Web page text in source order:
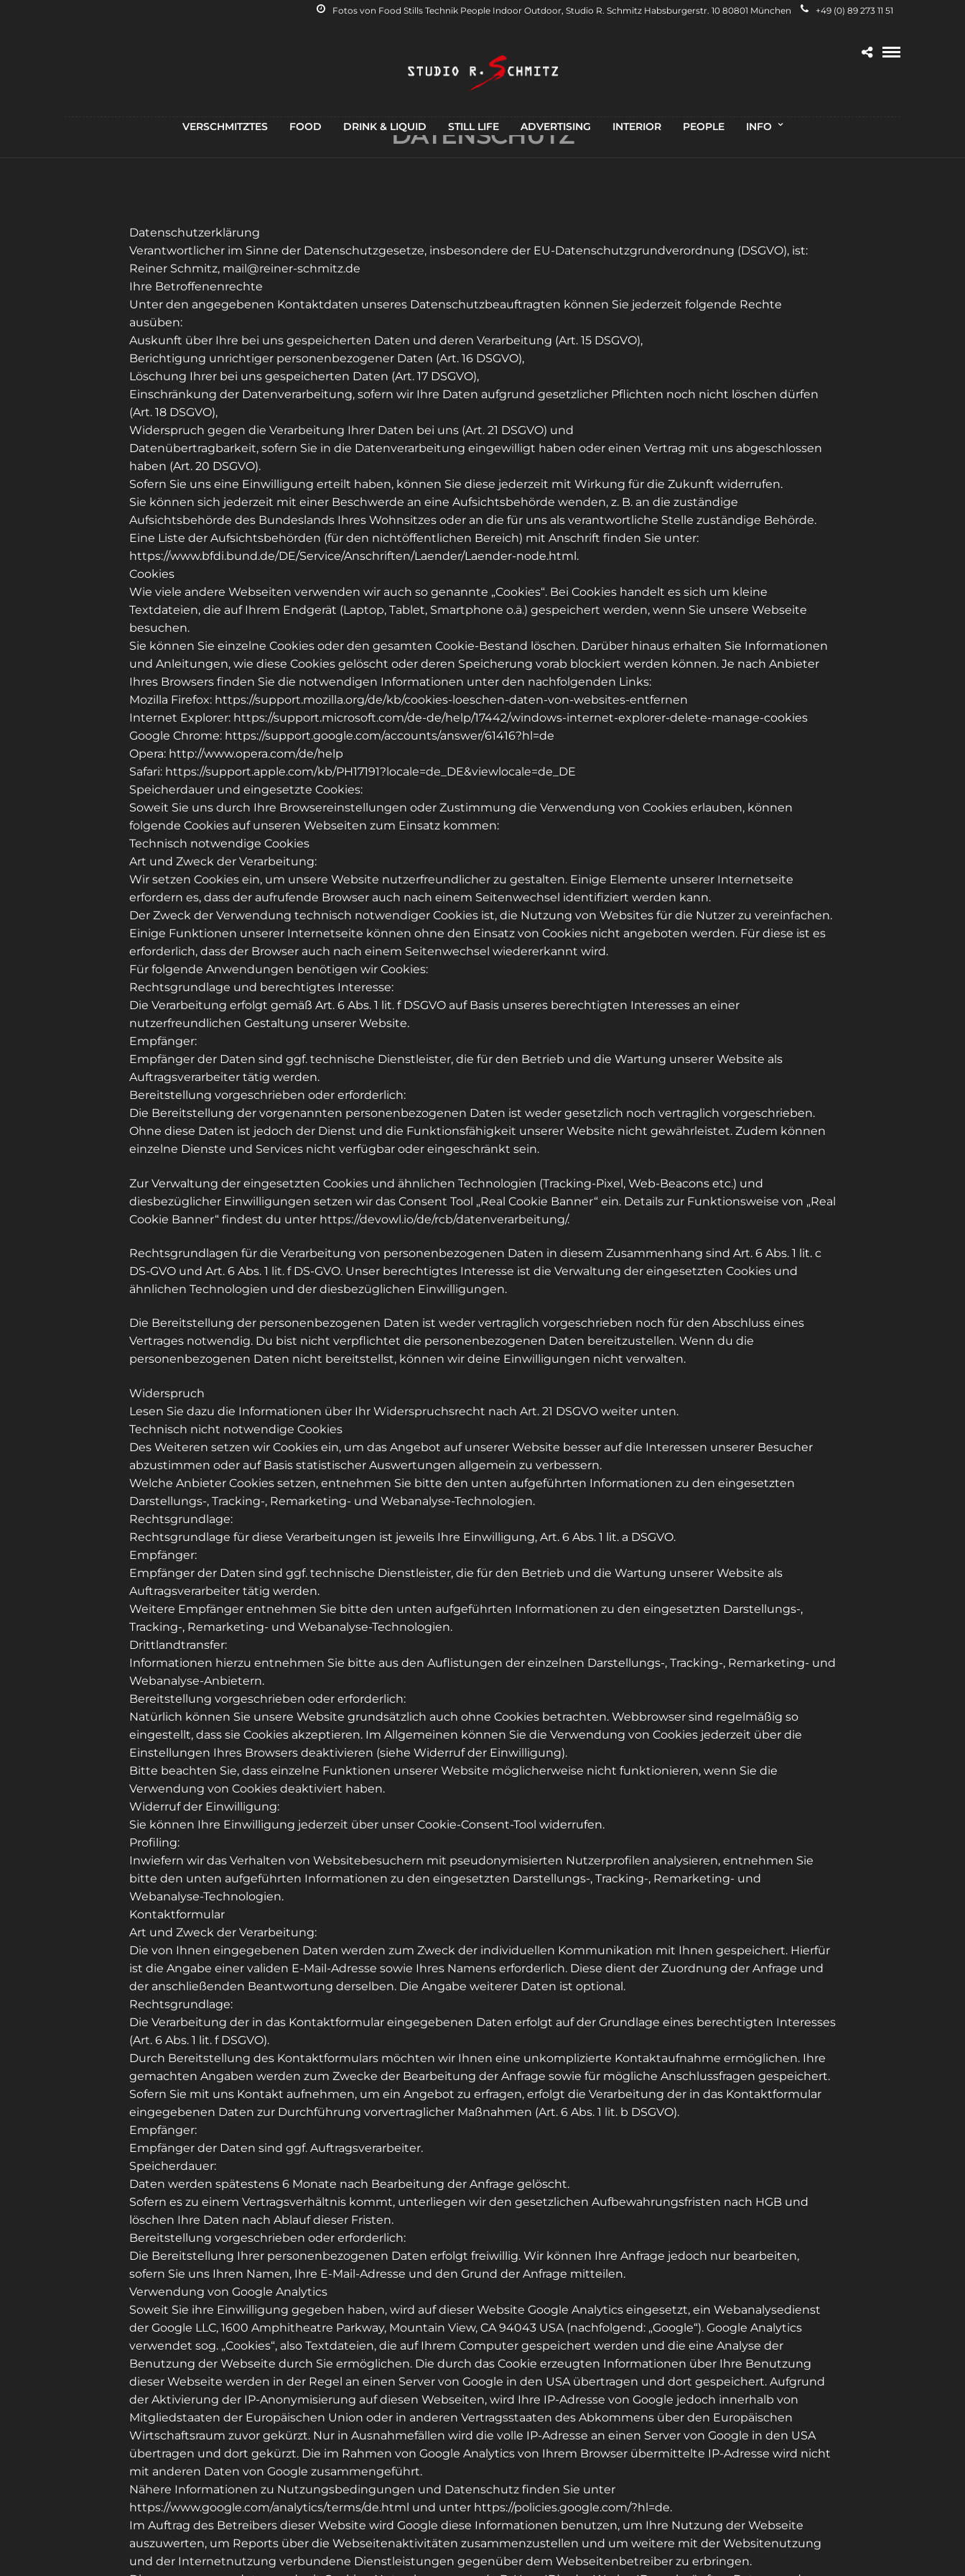
Fotos von Food Stills Technik People Indoor Outdoor, Studio R. Schmitz Habsburgerstr. 10 80801 München +49 (0) 89 273 11 51
VERSCHMITZTES FOOD DRINK & LIQUID STILL LIFE ADVERTISING INTERIOR PEOPLE INFO
DATENSCHUTZ
Datenschutzerklärung
Verantwortlicher im Sinne der Datenschutzgesetze, insbesondere der EU-Datenschutzgrundverordnung (DSGVO), ist:
Reiner Schmitz, mail@reiner-schmitz.de
Ihre Betroffenenrechte
Unter den angegebenen Kontaktdaten unseres Datenschutzbeauftragten können Sie jederzeit folgende Rechte
ausüben:
Auskunft über Ihre bei uns gespeicherten Daten und deren Verarbeitung (Art. 15 DSGVO),
Berichtigung unrichtiger personenbezogener Daten (Art. 16 DSGVO),
Löschung Ihrer bei uns gespeicherten Daten (Art. 17 DSGVO),
Einschränkung der Datenverarbeitung, sofern wir Ihre Daten aufgrund gesetzlicher Pflichten noch nicht löschen dürfen
(Art. 18 DSGVO),
Widerspruch gegen die Verarbeitung Ihrer Daten bei uns (Art. 21 DSGVO) und
Datenübertragbarkeit, sofern Sie in die Datenverarbeitung eingewilligt haben oder einen Vertrag mit uns abgeschlossen
haben (Art. 20 DSGVO).
Sofern Sie uns eine Einwilligung erteilt haben, können Sie diese jederzeit mit Wirkung für die Zukunft widerrufen.
Sie können sich jederzeit mit einer Beschwerde an eine Aufsichtsbehörde wenden, z. B. an die zuständige
Aufsichtsbehörde des Bundeslands Ihres Wohnsitzes oder an die für uns als verantwortliche Stelle zuständige Behörde.
Eine Liste der Aufsichtsbehörden (für den nichtöffentlichen Bereich) mit Anschrift finden Sie unter:
https://www.bfdi.bund.de/DE/Service/Anschriften/Laender/Laender-node.html.
Cookies
Wie viele andere Webseiten verwenden wir auch so genannte „Cookies“. Bei Cookies handelt es sich um kleine
Textdateien, die auf Ihrem Endgerät (Laptop, Tablet, Smartphone o.ä.) gespeichert werden, wenn Sie unsere Webseite
besuchen.
Sie können Sie einzelne Cookies oder den gesamten Cookie-Bestand löschen. Darüber hinaus erhalten Sie Informationen
und Anleitungen, wie diese Cookies gelöscht oder deren Speicherung vorab blockiert werden können. Je nach Anbieter
Ihres Browsers finden Sie die notwendigen Informationen unter den nachfolgenden Links:
Mozilla Firefox: https://support.mozilla.org/de/kb/cookies-loeschen-daten-von-websites-entfernen
Internet Explorer: https://support.microsoft.com/de-de/help/17442/windows-internet-explorer-delete-manage-cookies
Google Chrome: https://support.google.com/accounts/answer/61416?hl=de
Opera: http://www.opera.com/de/help
Safari: https://support.apple.com/kb/PH17191?locale=de_DE&viewlocale=de_DE
Speicherdauer und eingesetzte Cookies:
Soweit Sie uns durch Ihre Browsereinstellungen oder Zustimmung die Verwendung von Cookies erlauben, können
folgende Cookies auf unseren Webseiten zum Einsatz kommen:
Technisch notwendige Cookies
Art und Zweck der Verarbeitung:
Wir setzen Cookies ein, um unsere Website nutzerfreundlicher zu gestalten. Einige Elemente unserer Internetseite
erfordern es, dass der aufrufende Browser auch nach einem Seitenwechsel identifiziert werden kann.
Der Zweck der Verwendung technisch notwendiger Cookies ist, die Nutzung von Websites für die Nutzer zu vereinfachen.
Einige Funktionen unserer Internetseite können ohne den Einsatz von Cookies nicht angeboten werden. Für diese ist es
erforderlich, dass der Browser auch nach einem Seitenwechsel wiedererkannt wird.
Für folgende Anwendungen benötigen wir Cookies:
Rechtsgrundlage und berechtigtes Interesse:
Die Verarbeitung erfolgt gemäß Art. 6 Abs. 1 lit. f DSGVO auf Basis unseres berechtigten Interesses an einer
nutzerfreundlichen Gestaltung unserer Website.
Empfänger:
Empfänger der Daten sind ggf. technische Dienstleister, die für den Betrieb und die Wartung unserer Website als
Auftragsverarbeiter tätig werden.
Bereitstellung vorgeschrieben oder erforderlich:
Die Bereitstellung der vorgenannten personenbezogenen Daten ist weder gesetzlich noch vertraglich vorgeschrieben.
Ohne diese Daten ist jedoch der Dienst und die Funktionsfähigkeit unserer Website nicht gewährleistet. Zudem können
einzelne Dienste und Services nicht verfügbar oder eingeschränkt sein.
Zur Verwaltung der eingesetzten Cookies und ähnlichen Technologien (Tracking-Pixel, Web-Beacons etc.) und
diesbezüglicher Einwilligungen setzen wir das Consent Tool „Real Cookie Banner“ ein. Details zur Funktionsweise von „Real
Cookie Banner“ findest du unter https://devowl.io/de/rcb/datenverarbeitung/.
Rechtsgrundlagen für die Verarbeitung von personenbezogenen Daten in diesem Zusammenhang sind Art. 6 Abs. 1 lit. c
DS-GVO und Art. 6 Abs. 1 lit. f DS-GVO. Unser berechtigtes Interesse ist die Verwaltung der eingesetzten Cookies und
ähnlichen Technologien und der diesbezüglichen Einwilligungen.
Die Bereitstellung der personenbezogenen Daten ist weder vertraglich vorgeschrieben noch für den Abschluss eines
Vertrages notwendig. Du bist nicht verpflichtet die personenbezogenen Daten bereitzustellen. Wenn du die
personenbezogenen Daten nicht bereitstellst, können wir deine Einwilligungen nicht verwalten.
Widerspruch
Lesen Sie dazu die Informationen über Ihr Widerspruchsrecht nach Art. 21 DSGVO weiter unten.
Technisch nicht notwendige Cookies
Des Weiteren setzen wir Cookies ein, um das Angebot auf unserer Website besser auf die Interessen unserer Besucher
abzustimmen oder auf Basis statistischer Auswertungen allgemein zu verbessern.
Welche Anbieter Cookies setzen, entnehmen Sie bitte den unten aufgeführten Informationen zu den eingesetzten
Darstellungs-, Tracking-, Remarketing- und Webanalyse-Technologien.
Rechtsgrundlage:
Rechtsgrundlage für diese Verarbeitungen ist jeweils Ihre Einwilligung, Art. 6 Abs. 1 lit. a DSGVO.
Empfänger:
Empfänger der Daten sind ggf. technische Dienstleister, die für den Betrieb und die Wartung unserer Website als
Auftragsverarbeiter tätig werden.
Weitere Empfänger entnehmen Sie bitte den unten aufgeführten Informationen zu den eingesetzten Darstellungs-,
Tracking-, Remarketing- und Webanalyse-Technologien.
Drittlandtransfer:
Informationen hierzu entnehmen Sie bitte aus den Auflistungen der einzelnen Darstellungs-, Tracking-, Remarketing- und
Webanalyse-Anbietern.
Bereitstellung vorgeschrieben oder erforderlich:
Natürlich können Sie unsere Website grundsätzlich auch ohne Cookies betrachten. Webbrowser sind regelmäßig so
eingestellt, dass sie Cookies akzeptieren. Im Allgemeinen können Sie die Verwendung von Cookies jederzeit über die
Einstellungen Ihres Browsers deaktivieren (siehe Widerruf der Einwilligung).
Bitte beachten Sie, dass einzelne Funktionen unserer Website möglicherweise nicht funktionieren, wenn Sie die
Verwendung von Cookies deaktiviert haben.
Widerruf der Einwilligung:
Sie können Ihre Einwilligung jederzeit über unser Cookie-Consent-Tool widerrufen.
Profiling:
Inwiefern wir das Verhalten von Websitebesuchern mit pseudonymisierten Nutzerprofilen analysieren, entnehmen Sie
bitte den unten aufgeführten Informationen zu den eingesetzten Darstellungs-, Tracking-, Remarketing- und
Webanalyse-Technologien.
Kontaktformular
Art und Zweck der Verarbeitung:
Die von Ihnen eingegebenen Daten werden zum Zweck der individuellen Kommunikation mit Ihnen gespeichert. Hierfür
ist die Angabe einer validen E-Mail-Adresse sowie Ihres Namens erforderlich. Diese dient der Zuordnung der Anfrage und
der anschließenden Beantwortung derselben. Die Angabe weiterer Daten ist optional.
Rechtsgrundlage:
Die Verarbeitung der in das Kontaktformular eingegebenen Daten erfolgt auf der Grundlage eines berechtigten Interesses
(Art. 6 Abs. 1 lit. f DSGVO).
Durch Bereitstellung des Kontaktformulars möchten wir Ihnen eine unkomplizierte Kontaktaufnahme ermöglichen. Ihre
gemachten Angaben werden zum Zwecke der Bearbeitung der Anfrage sowie für mögliche Anschlussfragen gespeichert.
Sofern Sie mit uns Kontakt aufnehmen, um ein Angebot zu erfragen, erfolgt die Verarbeitung der in das Kontaktformular
eingegebenen Daten zur Durchführung vorvertraglicher Maßnahmen (Art. 6 Abs. 1 lit. b DSGVO).
Empfänger:
Empfänger der Daten sind ggf. Auftragsverarbeiter.
Speicherdauer:
Daten werden spätestens 6 Monate nach Bearbeitung der Anfrage gelöscht.
Sofern es zu einem Vertragsverhältnis kommt, unterliegen wir den gesetzlichen Aufbewahrungsfristen nach HGB und
löschen Ihre Daten nach Ablauf dieser Fristen.
Bereitstellung vorgeschrieben oder erforderlich:
Die Bereitstellung Ihrer personenbezogenen Daten erfolgt freiwillig. Wir können Ihre Anfrage jedoch nur bearbeiten,
sofern Sie uns Ihren Namen, Ihre E-Mail-Adresse und den Grund der Anfrage mitteilen.
Verwendung von Google Analytics
Soweit Sie ihre Einwilligung gegeben haben, wird auf dieser Website Google Analytics eingesetzt, ein Webanalysedienst
der Google LLC, 1600 Amphitheatre Parkway, Mountain View, CA 94043 USA (nachfolgend: „Google“). Google Analytics
verwendet sog. „Cookies“, also Textdateien, die auf Ihrem Computer gespeichert werden und die eine Analyse der
Benutzung der Webseite durch Sie ermöglichen. Die durch das Cookie erzeugten Informationen über Ihre Benutzung
dieser Webseite werden in der Regel an einen Server von Google in den USA übertragen und dort gespeichert. Aufgrund
der Aktivierung der IP-Anonymisierung auf diesen Webseiten, wird Ihre IP-Adresse von Google jedoch innerhalb von
Mitgliedstaaten der Europäischen Union oder in anderen Vertragsstaaten des Abkommens über den Europäischen
Wirtschaftsraum zuvor gekürzt. Nur in Ausnahmefällen wird die volle IP-Adresse an einen Server von Google in den USA
übertragen und dort gekürzt. Die im Rahmen von Google Analytics von Ihrem Browser übermittelte IP-Adresse wird nicht
mit anderen Daten von Google zusammengeführt.
Nähere Informationen zu Nutzungsbedingungen und Datenschutz finden Sie unter
https://www.google.com/analytics/terms/de.html und unter https://policies.google.com/?hl=de.
Im Auftrag des Betreibers dieser Website wird Google diese Informationen benutzen, um Ihre Nutzung der Webseite
auszuwerten, um Reports über die Webseitenaktivitäten zusammenzustellen und um weitere mit der Websitenutzung
und der Internetnutzung verbundene Dienstleistungen gegenüber dem Webseitenbetreiber zu erbringen.